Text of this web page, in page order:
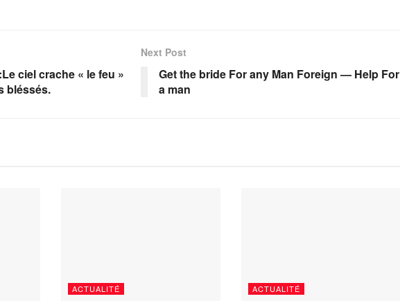
ciel crache « le feu »
bléssés.
Next Post
Get the bride For any Man Foreign — Help For
a man
ACTUALITÉ ACTUALITÉ